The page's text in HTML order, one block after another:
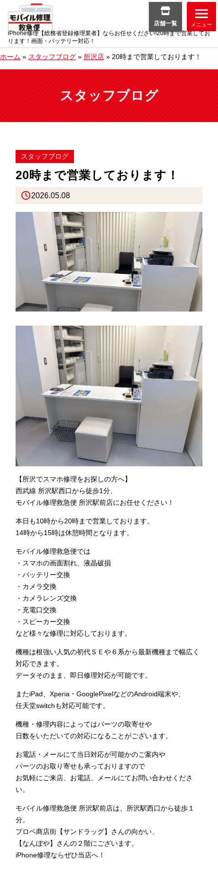
iPhone修理【総務省登録修理業者】ならお任せください!20時まで営業してお
ります！画面・バッテリー対応！
店舗一覧 メニュー
ホーム » スタッフブログ » 所沢店 » 20時まで営業しております！
スタッフブログ
スタッフブログ
20時まで営業しております！
2026.05.08
【所沢でスマホ修理をお探しの方へ】
西武線 所沢駅西口から徒歩1分、
モバイル修理救急便 所沢駅前店にお任せください！
本日も10時から20時まで営業しております。
14時から15時は休憩時間となります。
モバイル修理救急便では
・スマホの画面割れ、液晶破損
・バッテリー交換
・カメラ交換
・カメラレンズ交換
・充電口交換
・スピーカー交換
など様々な修理に対応しております。
機種は根強い人気の初代ＳＥや６系から最新機種まで幅広く
対応できます。
データそのまま、即日修理対応が可能です。
またiPad、Xperia・GooglePixelなどのAndroid端末や、
任天堂switchも対応可能です。
機種・修理内容によってはパーツの取寄せや
日数をいただいての対応になることがございます。
お電話・メールにて当日対応が可能かのご案内や
パーツのお取り寄せも承っておりますので
お気軽にご来店、お電話、メールにてお問い合わせくださ
い。
モバイル修理救急便 所沢駅前店は、所沢駅西口から徒歩１
分。
プロペ商店街【サンドラッグ】さんの向かい、
【なんぼや】さんの２階にございます。
iPhone修理ならぜひ当店へ！